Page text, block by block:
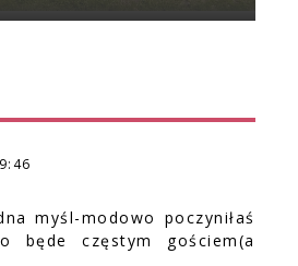
myśl-modowo poczyniłaś
częstym gościem(a